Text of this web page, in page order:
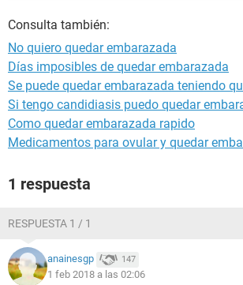
Consulta también:
No quiero quedar embarazada
Días imposibles de quedar embarazada
Se puede quedar embarazada teniendo
Si tengo candidiasis puedo quedar
Como quedar embarazada rapido
Medicamentos para ovular y quedar
1 respuesta
RESPUESTA 1 / 1
anainesgp 147
1 feb 2018 a las 02:06